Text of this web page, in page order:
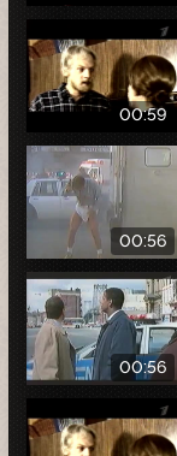
00:59
00:56
00:56